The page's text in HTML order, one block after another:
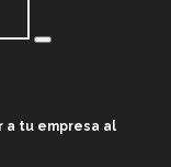
a tu empresa al